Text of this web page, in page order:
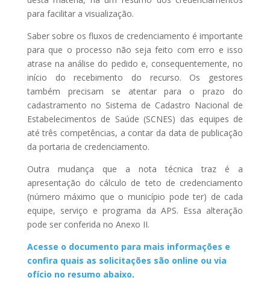
para facilitar a visualização.
Saber sobre os fluxos de credenciamento é importante
para que o processo não seja feito com erro e isso
atrase na análise do pedido e, consequentemente, no
início do recebimento do recurso. Os gestores
também precisam se atentar para o prazo do
cadastramento no Sistema de Cadastro Nacional de
Estabelecimentos de Saúde (SCNES) das equipes de
até três competências, a contar da data de publicação
da portaria de credenciamento.
Outra mudança que a nota técnica traz é a
apresentação do cálculo de teto de credenciamento
(número máximo que o município pode ter) de cada
equipe, serviço e programa da APS. Essa alteração
pode ser conferida no Anexo II.
Acesse o documento para mais informações e
confira quais as solicitações são online ou via
ofício no resumo abaixo.